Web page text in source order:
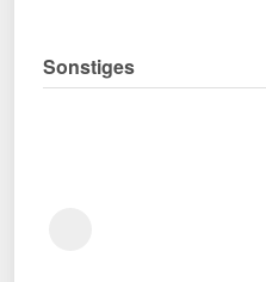
Sonstiges